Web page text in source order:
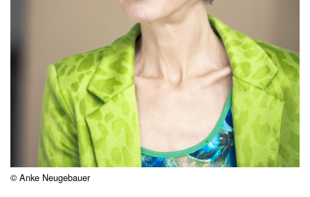
© Anke Neugebauer